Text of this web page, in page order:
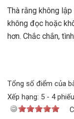
Thà rằng không
không đọc hoặc
hơn. Chắc chắn,
Tổng số điểm của
Xếp hạng: 5 - 4